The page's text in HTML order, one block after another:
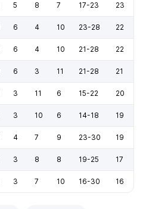
5 8 7 17-23 23
6 4 10 23-28 22
6 4 10 21-28 22
6 3 11 21-28 21
3 11 6 15-22 20
3 10 6 14-18 19
4 7 9 23-30 19
3 8 8 19-25 17
3 7 10 16-30 16